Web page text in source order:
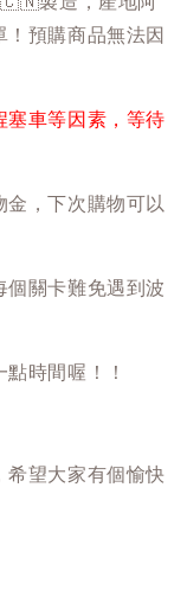
預購商品無法因
塞車等因素，等待
，下次購物可以
個關卡難免遇到波
時間喔！！
希望大家有個愉快